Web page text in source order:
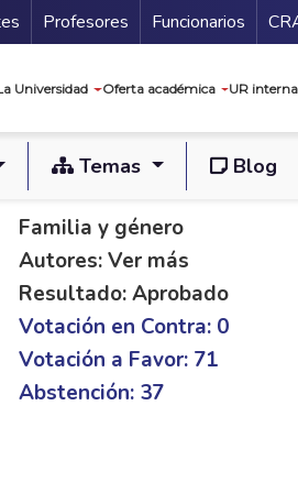
Profesores Funcionarios
Universidad Oferta académica UR
Temas Blog
PL S 320/20 S 179/
Familia y género
Autores: Ver más
Resultado: Aprobado
Votación en Contra: 0
Votación a Favor: 71
Abstención: 37